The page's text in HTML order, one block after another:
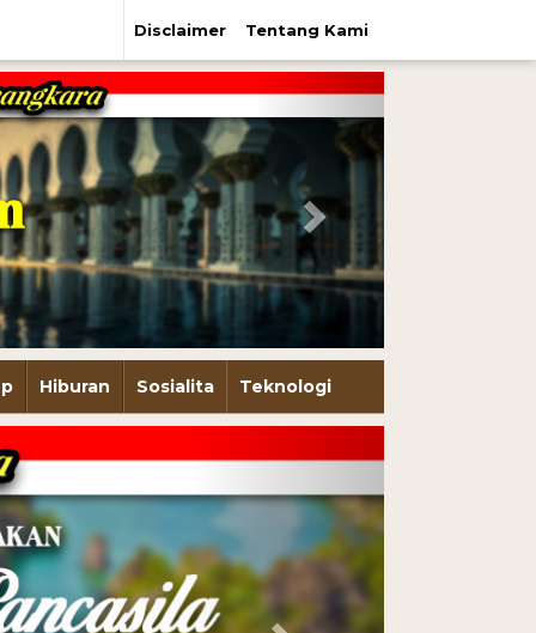
Disclaimer Tentang Kami
Next
Hiburan Sosialita Teknologi